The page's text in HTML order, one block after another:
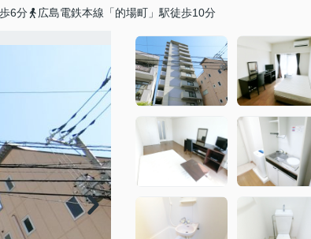
6分 広島電鉄本線「的場町」駅徒歩10分